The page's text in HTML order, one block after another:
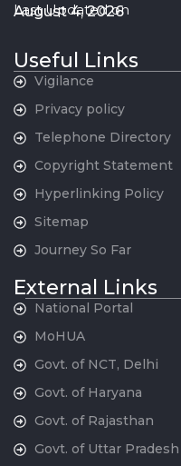
Last Updated on
August 4, 2026
Useful Links
Vigilance
Privacy policy
Telephone Directory
Copyright Statement
Hyperlinking Policy
Sitemap
Journey So Far
External Links
National Portal
MoHUA
Govt. of NCT, Delhi
Govt. of Haryana
Govt. of Rajasthan
Govt. of Uttar Pradesh